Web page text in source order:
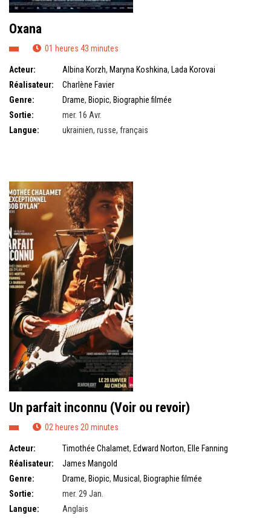
Oxana
01 heures 43 minutes
Acteur: Albina Korzh, Maryna Koshkina, Lada Korovai
Réalisateur:
Charlène Favier
Genre:
Drame, Biopic, Biographie filmée
Sortie:
mer. 16 Avr.
Langue:
ukrainien, russe, français
Un parfait inconnu (Voir ou revoir)
02 heures 20 minutes
Acteur: Timothée Chalamet, Edward Norton, Elle Fanning
Réalisateur:
James Mangold
Genre:
Drame, Biopic, Musical , Biographie filmée
Sortie:
mer. 29 Jan.
Langue:
Anglais